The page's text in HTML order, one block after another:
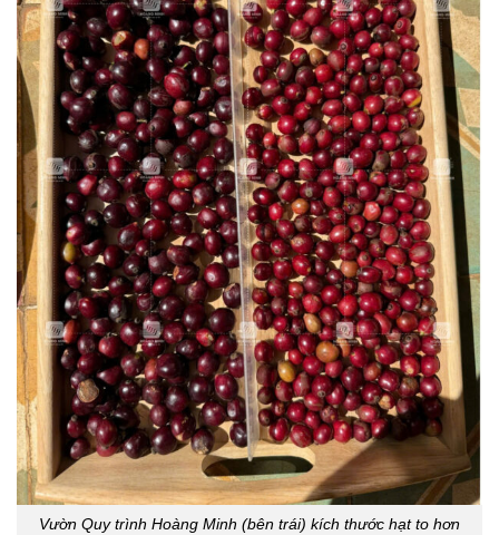
Vườn Quy trình Hoàng Minh (bên trái) kích thước hạt to hơn